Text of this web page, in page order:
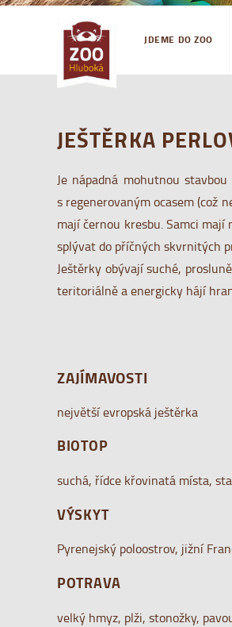
JDEME DO ZOO
JEŠTĚRKA
Je nápadná mohutnou
s regenerovaným ocasem (což
mají černou kresbu. Samci
splývat do příčných skvrnitých
Ještěrky obývají suché,
teritoriálně a energicky hájí
ZAJÍMAVOSTI
největší evropská ještěrka
BIOTOP
suchá, řídce křovinatá místa,
VÝSKYT
Pyrenejský poloostrov, jižní
POTRAVA
velký hmyz, plži, stonožky,